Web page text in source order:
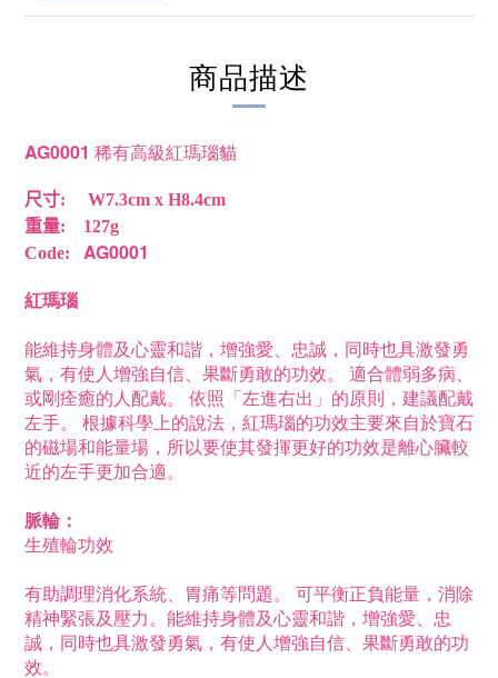
商品描述
AG0001 稀有高級紅瑪瑙貓
尺寸: W7.3cm x H8.4cm
重量: 127g
Code: AG0001
紅瑪瑙
能維持身體及心靈和諧，增強愛、忠誠，同時也具激發勇
氣，有使人增強自信、果斷勇敢的功效。 適合體弱多病、
或剛痊癒的人配戴。 依照「左進右出」的原則，建議配戴
左手。 根據科學上的說法，紅瑪瑙的功效主要來自於寶石
的磁場和能量場，所以要使其發揮更好的功效是離心臟較
近的左手更加合適。
脈輪：
生殖輪功效
有助調理消化系統、胃痛等問題。 可平衡正負能量，消除
精神緊張及壓力。能維持身體及心靈和諧，增強愛、忠
誠，同時也具激發勇氣，有使人增強自信、果斷勇敢的功
效。